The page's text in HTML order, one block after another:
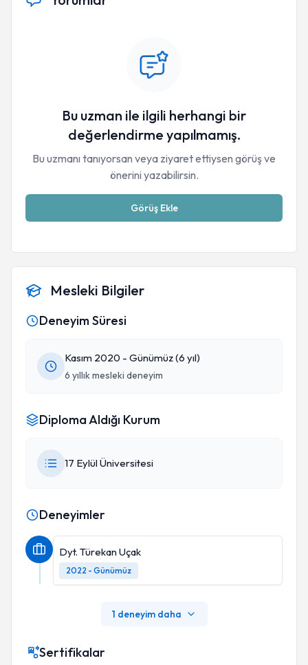
Bu uzman ile ilgili herhangi bir
değerlendirme yapılmamış.
Bu uzmanı tanıyorsan veya ziyaret ettiysen görüş ve
önerini yazabilirsin.
Görüş Ekle
Mesleki Bilgiler
Deneyim Süresi
Kasım 2020 - Günümüz (6 yıl)
6 yıllık mesleki deneyim
Diploma Aldığı Kurum
17 Eylül Üniversitesi
Deneyimler
Dyt. Türekan Uçak
2022 - Günümüz
1 deneyim daha
Sertifikalar